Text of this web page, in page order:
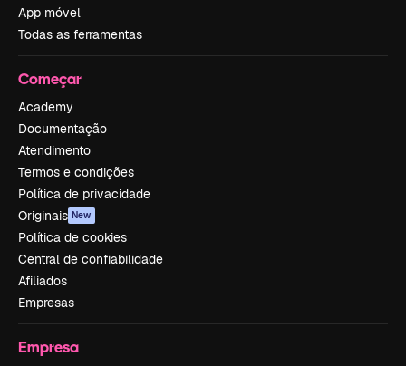
App móvel
Todas as ferramentas
Começar
Academy
Documentação
Atendimento
Termos e condições
Política de privacidade
Originais New
Política de cookies
Central de confiabilidade
Afiliados
Empresas
Empresa